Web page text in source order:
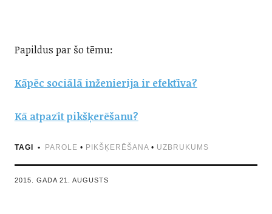
Papildus par šo tēmu:
Kāpēc sociālā inženierija ir efektīva?
Kā atpazīt pikšķerēšanu?
TAGI PAROLE • PIKŠĶERĒŠANA• UZBRUKUMS
2015. GADA 21. AUGUSTS